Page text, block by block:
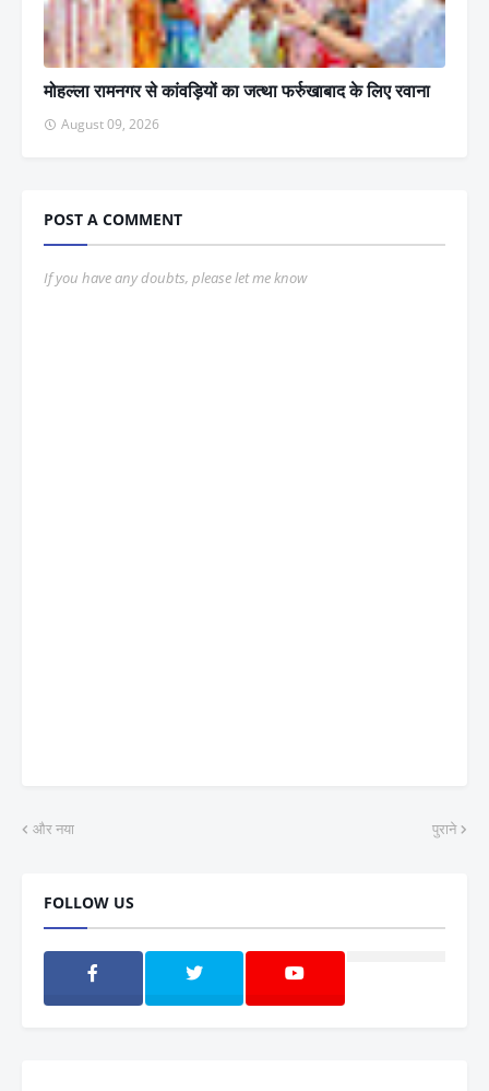
मोहल्ला रामनगर से कांवड़ियों का जत्था फर्रुखाबाद के लिए रवाना
August 09, 2026
POST A COMMENT
If you have any doubts, please let me know
और नया पुराने
FOLLOW US